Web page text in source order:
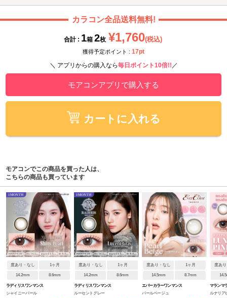
カラコン全品送料無料!
合計 : 1箱 2枚 ¥1,760(税込)
獲得予定ポイント : 17pt
＼ アプリからの購入なら毎日ポイント10倍!! ／
モアコンアプリで購入する
カートに入れる
モアコンでこの商品を買った人は、
こちらの商品も買っています
度あり・なし 1ヶ月
14.2mm 8.6mm
ラディリス ワンマンス
シャイニーパール
度あり・なし 1ヶ月
14.2mm 8.6mm
ラディリス ワンマンス
ルーセントグレー
度あり・なし 1ヶ月
14.5mm 8.7mm
エバーカラーワンマンス
パールベージュ
度あ
マランマ
ルナリア